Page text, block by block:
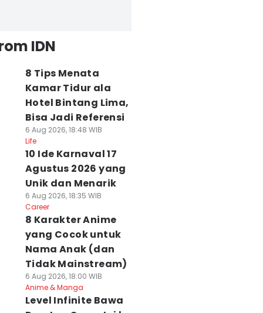
IDN
8 Tips Menata
Kamar Tidur ala
Hotel Bintang Lima,
Bisa Jadi Referensi
6 Aug 2026, 18:48 WIB
Life
10 Ide Karnaval 17
Agustus 2026 yang
Unik dan Menarik
6 Aug 2026, 18:35 WIB
Career
8 Karakter Anime
yang Cocok untuk
Nama Anak (dan
Tidak Mainstream)
6 Aug 2026, 18:00 WIB
Anime & Manga
Level Infinite Bawa